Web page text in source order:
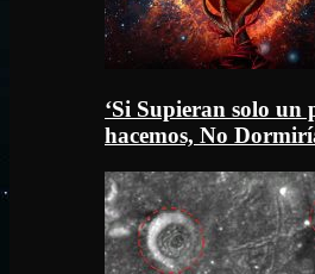
‘Si Supieran solo un
hacemos, No